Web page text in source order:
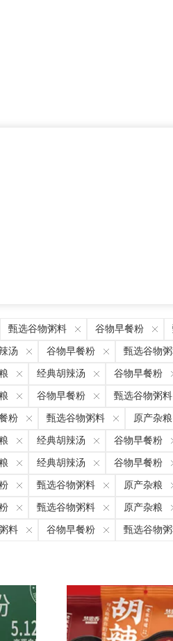
甄选谷物粥料 谷物早餐粉
汤 谷物早餐粉 甄选谷物
经典胡辣汤 谷物早餐粉
谷物早餐粉 甄选谷物粥料
粉 甄选谷物粥料 原产杂粮
经典胡辣汤 谷物早餐粉
经典胡辣汤 谷物早餐粉
甄选谷物粥料 原产杂粮
甄选谷物粥料 原产杂粮
料 谷物早餐粉 甄选谷物